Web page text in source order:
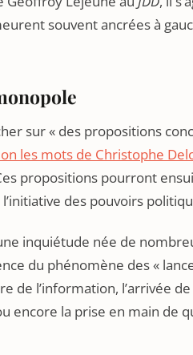
souvent ancrées à
sur « des propositions
les mots de Christophe
propositions pourront
des pouvoirs
inquiétude née de
du phénomène des «
de l’information, l’arrivée
encore la prise en main de